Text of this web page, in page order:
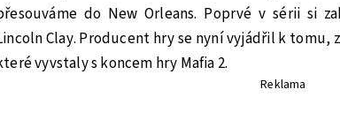
do New Orleans. Poprvé v sérii si
Clay. Producent hry se nyní vyjádřil k tomu,
vyvstaly s koncem hry Mafia 2.
Reklama